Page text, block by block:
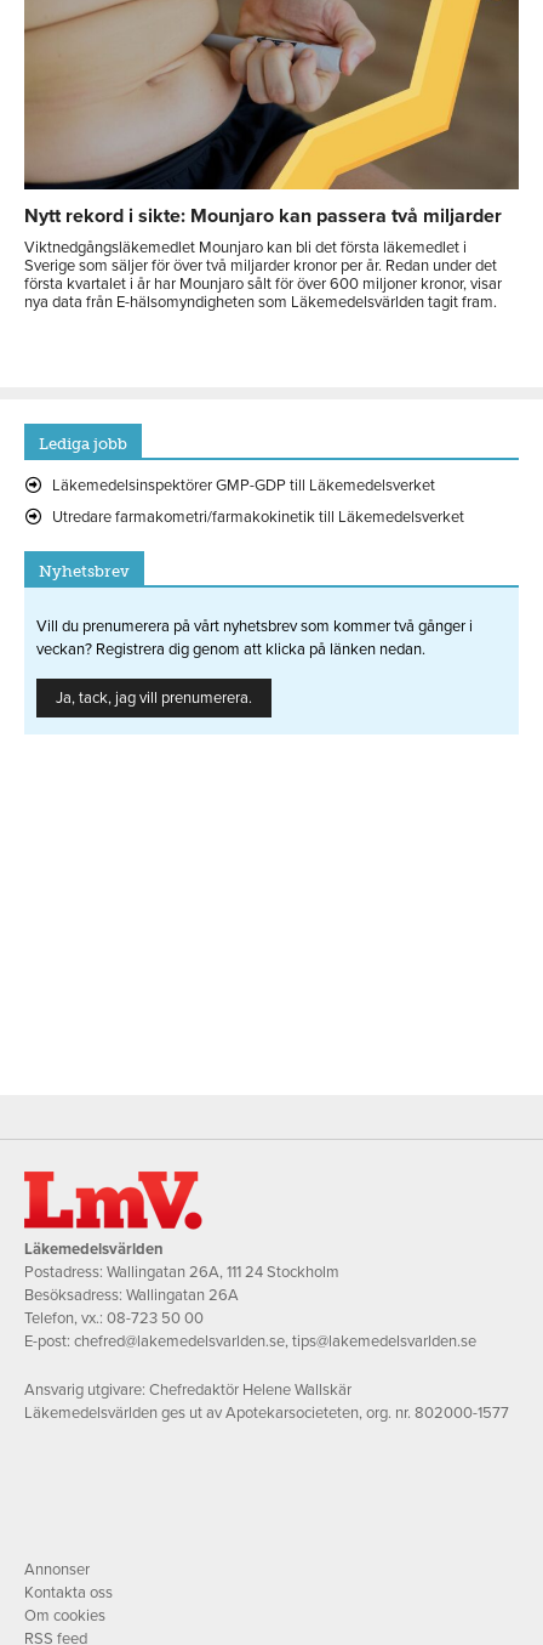
Nytt rekord i sikte: Mounjaro kan passera två miljarder
Viktnedgångsläkemedlet Mounjaro kan bli det första läkemedlet i
Sverige som säljer för över två miljarder kronor per år. Redan under det
första kvartalet i år har Mounjaro sålt för över 600 miljoner kronor, visar
nya data från E-hälsomyndigheten som Läkemedelsvärlden tagit fram.
Lediga jobb
Läkemedelsinspektörer GMP-GDP till Läkemedelsverket
Utredare farmakometri/farmakokinetik till Läkemedelsverket
Nyhetsbrev
Vill du prenumerera på vårt nyhetsbrev som kommer två gånger i
veckan? Registrera dig genom att klicka på länken nedan.
Ja, tack, jag vill prenumerera.
Läkemedelsvärlden
Postadress: Wallingatan 26A, 111 24 Stockholm
Besöksadress: Wallingatan 26A
Telefon, vx.: 08-723 50 00
E-post: chefred@lakemedelsvarlden.se,tips@lakemedelsvarlden.se
Ansvarig utgivare: Chefredaktör Helene Wallskär
Läkemedelsvärlden ges ut av Apotekarsocieteten, org. nr. 802000-1577
Annonser
Kontakta oss
Om cookies
RSS feed